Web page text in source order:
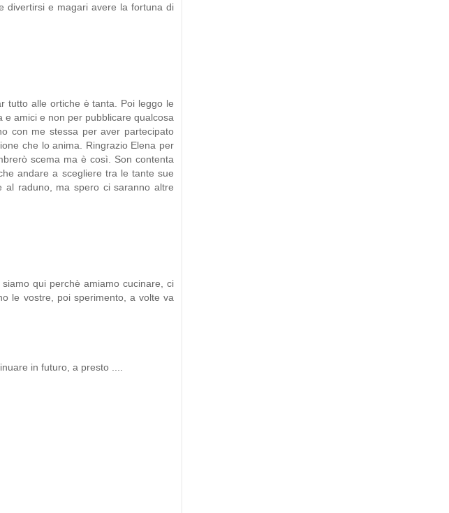
divertirsi e magari avere la fortuna di
tutto alle ortiche è tanta. Poi leggo le
amici e non per pubblicare qualcosa
con me stessa per aver partecipato
che lo anima. Ringrazio Elena per
scema ma è così. Son contenta
andare a scegliere tra le tante sue
al raduno, ma spero ci saranno altre
qui perchè amiamo cucinare, ci
le vostre, poi sperimento, a volte va
in futuro, a presto ....